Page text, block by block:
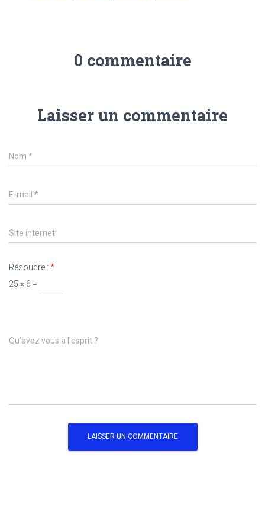
0 commentaire
Laisser un commentaire
Nom *
E-mail *
Site internet
Résoudre : *
25 × 6 =
Qu’avez vous à l’esprit ?